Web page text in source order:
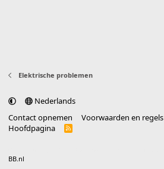
Elektrische problemen
Nederlands
Contact opnemen
Voorwaarden en regels
Hoofdpagina
R
BB.nl